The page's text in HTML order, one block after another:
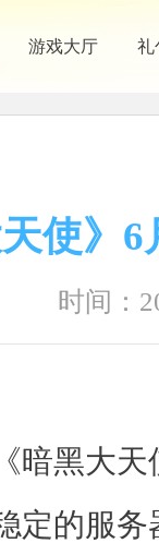
游戏大厅 礼
天使》
时间：
暗黑大
定的服